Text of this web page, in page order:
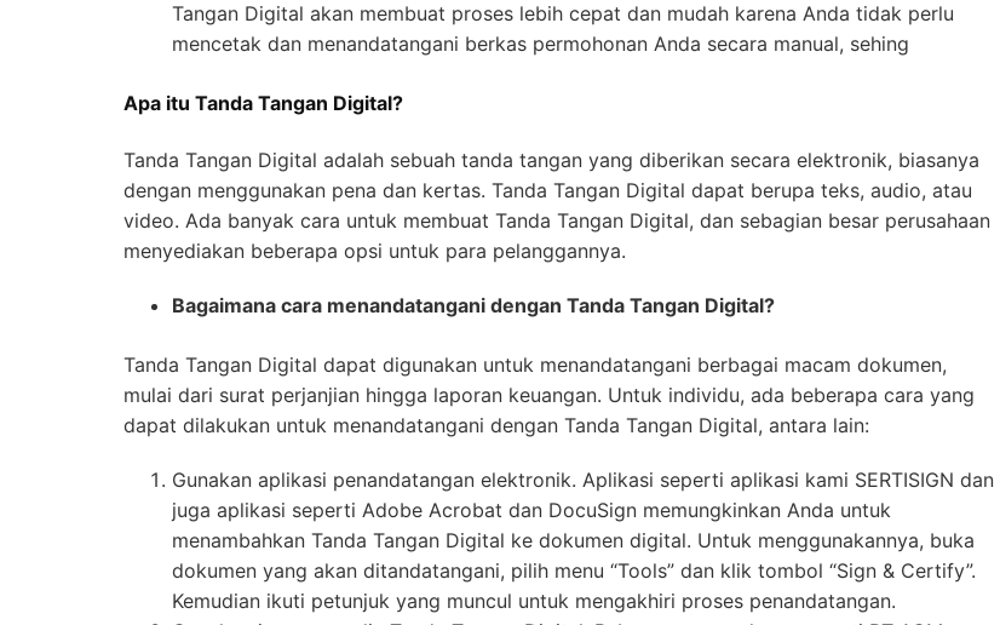
Tangan Digital akan membuat proses lebih cepat dan mudah karena Anda tidak perlu
mencetak dan menandatangani berkas permohonan Anda secara manual, sehing
Apa itu Tanda Tangan Digital?
Tanda Tangan Digital adalah sebuah tanda tangan yang diberikan secara elektronik, biasanya
dengan menggunakan pena dan kertas. Tanda Tangan Digital dapat berupa teks, audio, atau
video. Ada banyak cara untuk membuat Tanda Tangan Digital, dan sebagian besar perusahaan
menyediakan beberapa opsi untuk para pelanggannya.
Bagaimana cara menandatangani dengan Tanda Tangan Digital?
Tanda Tangan Digital dapat digunakan untuk menandatangani berbagai macam dokumen,
mulai dari surat perjanjian hingga laporan keuangan. Untuk individu, ada beberapa cara yang
dapat dilakukan untuk menandatangani dengan Tanda Tangan Digital, antara lain:
Gunakan aplikasi penandatangan elektronik. Aplikasi seperti aplikasi kami SERTISIGN dan
juga aplikasi seperti Adobe Acrobat dan DocuSign memungkinkan Anda untuk
menambahkan Tanda Tangan Digital ke dokumen digital. Untuk menggunakannya, buka
dokumen yang akan ditandatangani, pilih menu “Tools” dan klik tombol “Sign & Certify”.
Kemudian ikuti petunjuk yang muncul untuk mengakhiri proses penandatangan.